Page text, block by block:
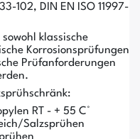
102, DIN EN ISO 11997-
klassische
Korrosionsprüfungen
Prüfanforderungen
RT - + 55 C°
Salzsprühen